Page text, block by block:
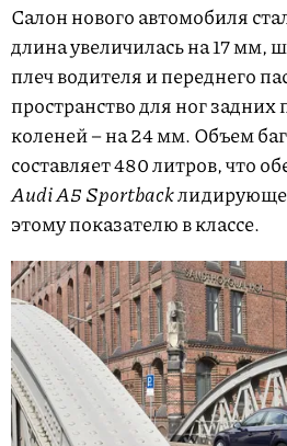
Салон нового автомобиля
длина увеличилась на 17 мм,
плеч водителя и переднего
пространство для ног
коленей – на 24 мм. Объем
составляет 480 литров, что
Audi A5 Sportback
этому показателю в классе.